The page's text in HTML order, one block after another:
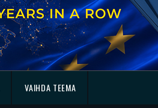
VAIHDA TEEMA